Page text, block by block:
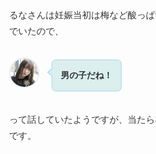
るなさんは妊娠当初は梅など酸っ
でいたので、
男の子だね！
って話していたようですが、当た
です。